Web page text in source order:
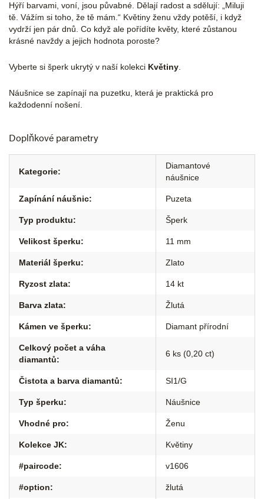
Hýří barvami, voní, jsou půvabné. Dělají radost a sdělují: „Miluji
tě. Vážím si toho, že tě mám.“ Květiny ženu vždy potěší, i když
vydrží jen pár dnů. Co když ale pořídíte květy, které zůstanou
krásné navždy a jejich hodnota poroste?
Vyberte si šperk ukrytý v naší kolekci Květiny
Náušnice se zapínají na puzetku, která je praktická pro
každodenní nošení.
Doplňkové parametry
Kategorie:
Diamantové
náušnice
Zapínání náušnic: Puzeta
Typ produktu: Šperk
Velikost šperku: 11 mm
Materiál šperku: Zlato
Ryzost zlata: 14 kt
Barva zlata: Žlutá
Kámen ve šperku: Diamant přírodní
Celkový počet a váha
diamantů:
6 ks (0,20 ct)
Čistota a barva diamantů: SI1/G
Typ šperku: Náušnice
Vhodné pro: Ženu
Kolekce JK: Květiny
#paircode: v1606
#option: žlutá